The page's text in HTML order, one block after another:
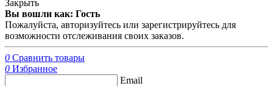
Закрыть
Вы вошли как: Гость
Пожалуйста, авторизуйтесь или зарегистрируйтесь для
возможности отслеживания своих заказов.
0 Сравнить товары
0 Избранное
Email